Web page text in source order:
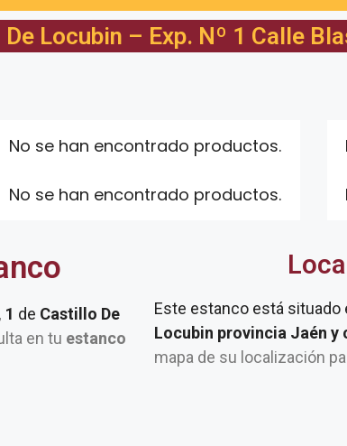
Locubin – Exp. Nº 1 Calle
No se han encontrado productos.
No se han encontrado productos.
de Castillo De
en tu estanco
Este estanco está situado
Locubin provincia Jaén y
mapa de su localización